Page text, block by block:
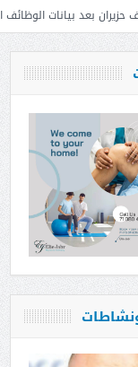
الأميركية الضعيفة